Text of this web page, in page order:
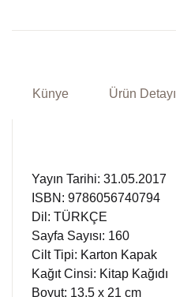
Künye Ürün Detayı
Yayın Tarihi: 31.05.2017
ISBN: 9786056740794
Dil: TÜRKÇE
Sayfa Sayısı: 160
Cilt Tipi: Karton Kapak
Kağıt Cinsi: Kitap Kağıdı
Boyut: 13.5 x 21 cm